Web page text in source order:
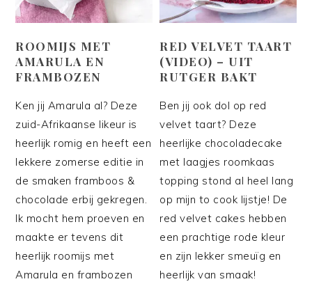
ROOMIJS MET
AMARULA EN
FRAMBOZEN
Ken jij Amarula al? Deze
zuid-Afrikaanse likeur is
heerlijk romig en heeft een
lekkere zomerse editie in
de smaken framboos &
chocolade erbij gekregen.
Ik mocht hem proeven en
maakte er tevens dit
heerlijk roomijs met
Amarula en frambozen
RED VELVET TAART
(VIDEO) – UIT
RUTGER BAKT
Ben jij ook dol op red
velvet taart? Deze
heerlijke chocoladecake
met laagjes roomkaas
topping stond al heel lang
op mijn to cook lijstje! De
red velvet cakes hebben
een prachtige rode kleur
en zijn lekker smeuïg en
heerlijk van smaak!